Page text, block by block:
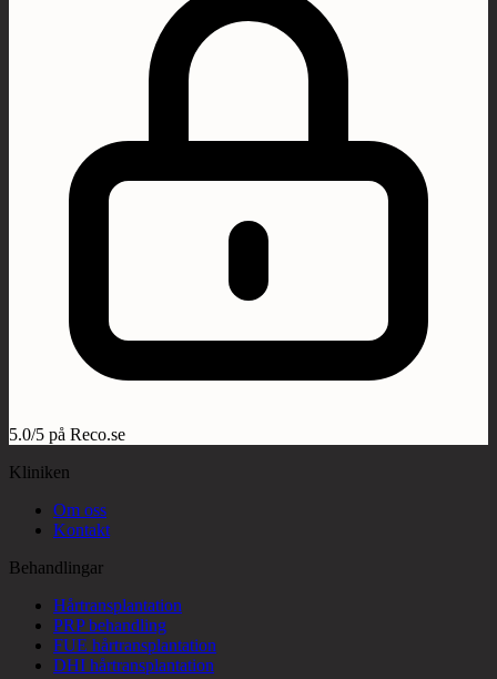
5.0/5 på Reco.se
Kliniken
Om oss
Kontakt
Behandlingar
Hårtransplantation
PRP behandling
FUE hårtransplantation
DHI hårtransplantation